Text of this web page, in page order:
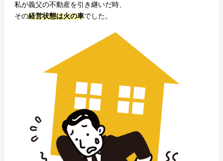
私が義父の不動産を引き継いだ時、
その経営状態は火の車でした。